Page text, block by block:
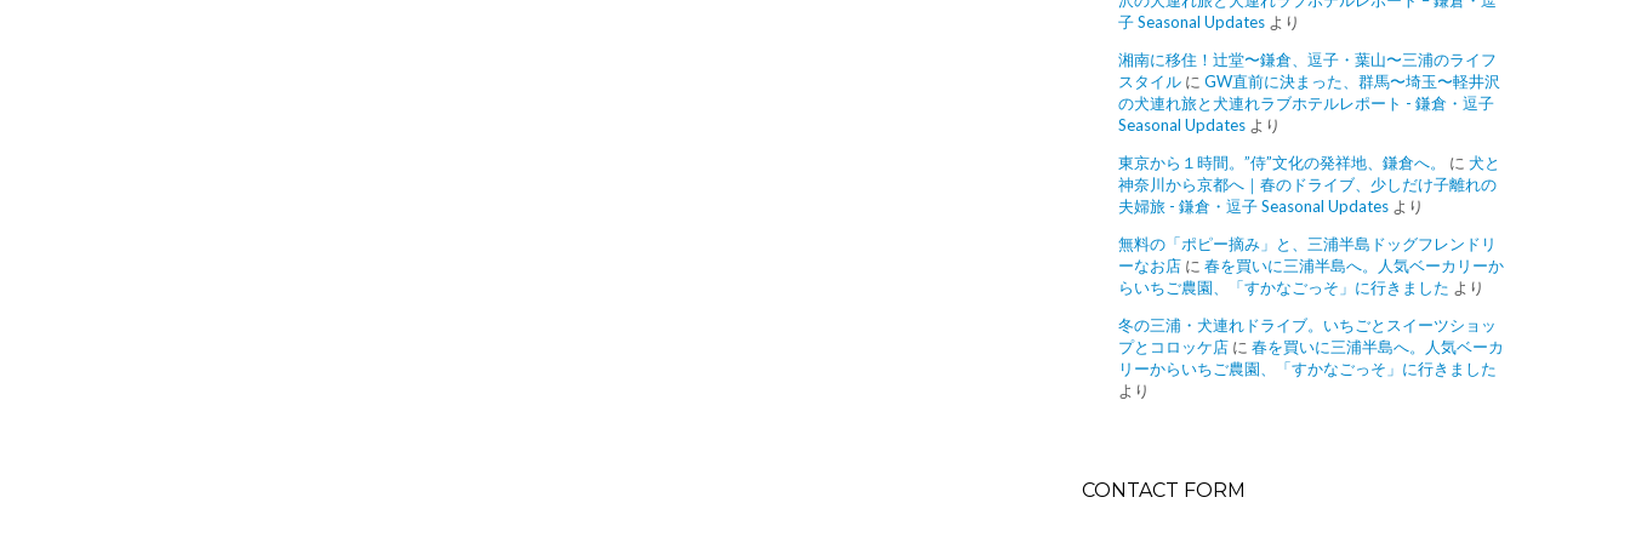
子 Seasonal Updates より
湘南に移住！辻堂〜鎌倉、逗子・葉山〜三浦のライフ
スタイル に GW直前に決まった、群馬〜埼玉〜軽井沢
の犬連れ旅と犬連れラブホテルレポート - 鎌倉・逗子
Seasonal Updates より
東京から１時間。”侍”文化の発祥地、鎌倉へ。
に 犬と
神奈川から京都へ｜春のドライブ、少しだけ子離れの
夫婦旅 - 鎌倉・逗子 Seasonal Updates より
無料の「ポピー摘み」と、三浦半島ドッグフレンドリ
ーなお店 に 春を買いに三浦半島へ。人気ベーカリーか
らいちご農園、「すかなごっそ」に行きました より
冬の三浦・犬連れドライブ。いちごとスイーツショッ
プとコロッケ店 に 春を買いに三浦半島へ。人気ベーカ
リーからいちご農園、「すかなごっそ」に行きました
より
CONTACT FORM